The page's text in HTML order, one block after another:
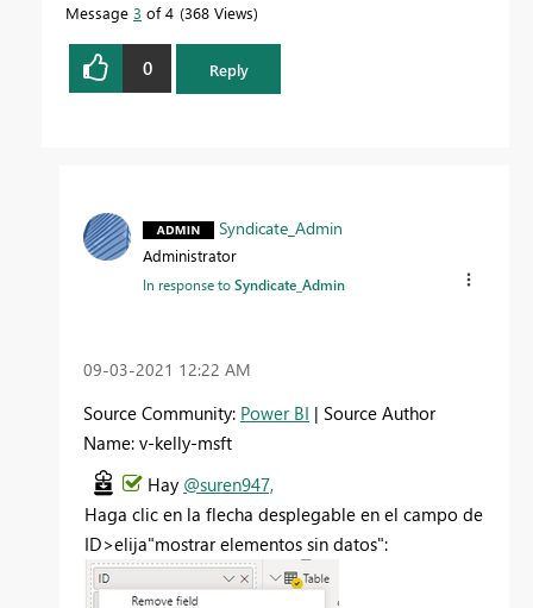
Message 3 of 4 368 Views
0 Reply
Syndicate_Admin
Administrator
In response toSyndicate_Admin
‎09-03-2021 12:22 AM
Source Community: Power BI | Source Author
Name: v-kelly-msft
Hay @suren947,
Haga clic en la flecha desplegable en el campo de
ID>elija"mostrar elementos sin datos":